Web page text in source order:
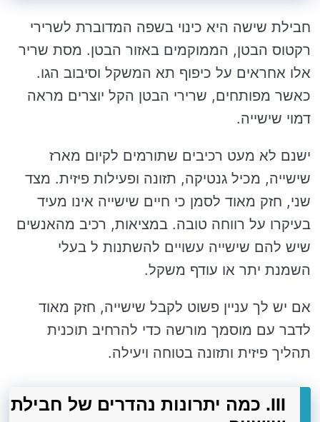
חבילת שישה היא כינוי בשפה המדוברת לשרירי
רקטוס הבטן, הממוקמים באזור הבטן. מסת שריר
אלו אחראים על כיפוף תא המשקל וסיבוב הגו.
כאשר מפותחים, שרירי הבטן הקל יוצרים מראה
דמוי שישייה.
ישנם לא מעט רכיבים שתורמים לקיום מארז
שישייה, מכיל גנטיקה, תזונה ופעילות פיזית. מצד
שני, חזק מאוד לסמן כי חיים שישייה אינו מעיד
בעיקרו על רווחה טובה. במציאות, רכיב מהאנשים
שיש להם שישייה עשויים להשתנות ל בעלי
השמנת יתר או עודף משקל.
אם יש לך עניין פשוט לקבל שישייה, חזק מאוד
לדבר עם מוסמך מורשה כדי להרחיב תוכנית
תהליך פיזית ותזונה בטוחה ויעילה.
III. כמה יתרונות נהדרים של חבילת